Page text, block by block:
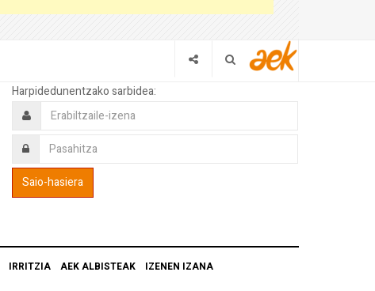
Harpidedunentzako sarbidea:
IRRITZIA AEK ALBISTEAK IZENEN IZANA